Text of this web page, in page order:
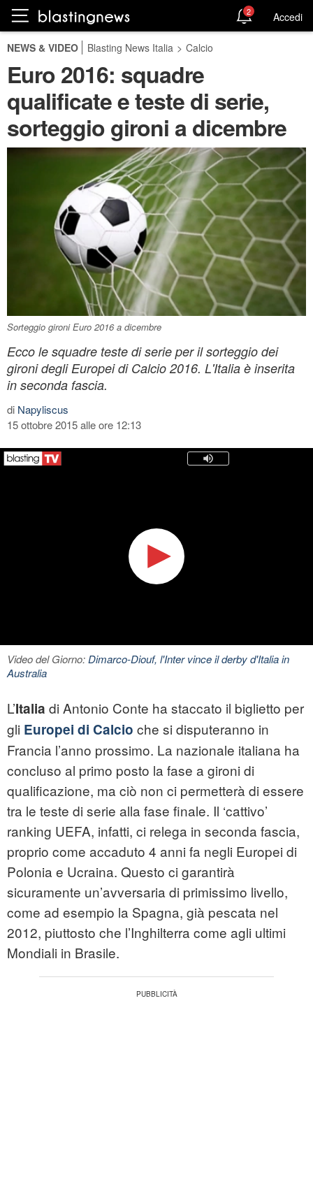
2 Accedi
NEWS & VIDEO Blasting News Italia > Calcio
Euro 2016: squadre
qualificate e teste di serie,
sorteggio gironi a dicembre
Sorteggio gironi Euro 2016 a dicembre
Ecco le squadre teste di serie per il sorteggio dei
gironi degli Europei di Calcio 2016. L'Italia è inserita
in seconda fascia.
di Napyliscus
15 ottobre 2015 alle ore 12:13
Video del Giorno:Dimarco-Diouf, l'Inter vince il derby d'Italia in
Australia
L’Italia di Antonio Conte ha staccato il biglietto per
gli Europei di Calcio che si disputeranno in
Francia l’anno prossimo. La nazionale italiana ha
concluso al primo posto la fase a gironi di
qualificazione, ma ciò non ci permetterà di essere
tra le teste di serie alla fase finale. Il ‘cattivo’
ranking UEFA, infatti, ci relega in seconda fascia,
proprio come accaduto 4 anni fa negli Europei di
Polonia e Ucraina. Questo ci garantirà
sicuramente un’avversaria di primissimo livello,
come ad esempio la Spagna, già pescata nel
2012, piuttosto che l’Inghilterra come agli ultimi
Mondiali in Brasile.